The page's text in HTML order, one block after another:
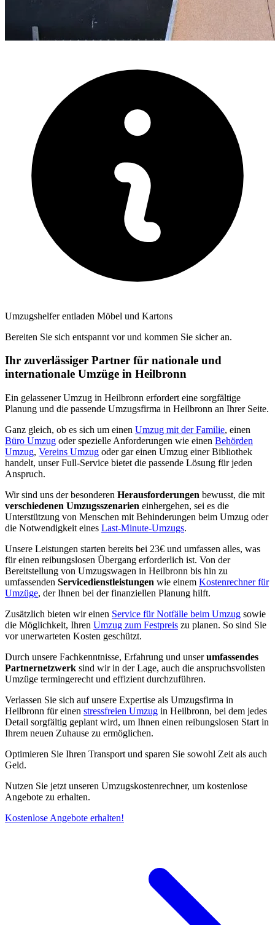
Umzugshelfer entladen Möbel und Kartons
Bereiten Sie sich entspannt vor und kommen Sie sicher an.
Ihr zuverlässiger Partner für nationale und
internationale Umzüge in Heilbronn
Ein gelassener Umzug in Heilbronn erfordert eine sorgfältige
Planung und die passende Umzugsfirma in Heilbronn an Ihrer Seite.
Ganz gleich, ob es sich um einen Umzug mit der Familie, einen
Büro Umzug oder spezielle Anforderungen wie einen Behörden
Umzug, Vereins Umzug oder gar einen Umzug einer Bibliothek
handelt, unser Full-Service bietet die passende Lösung für jeden
Anspruch.
Wir sind uns der besonderen Herausforderungen bewusst, die mit
verschiedenen Umzugsszenarien einhergehen, sei es die
Unterstützung von Menschen mit Behinderungen beim Umzug oder
die Notwendigkeit eines Last-Minute-Umzugs.
Unsere Leistungen starten bereits bei 23€ und umfassen alles, was
für einen reibungslosen Übergang erforderlich ist. Von der
Bereitstellung von Umzugswagen in Heilbronn bis hin zu
umfassenden Servicedienstleistungen wie einem Kostenrechner für
Umzüge, der Ihnen bei der finanziellen Planung hilft.
Zusätzlich bieten wir einen Service für Notfälle beim Umzug sowie
die Möglichkeit, Ihren Umzug zum Festpreis zu planen. So sind Sie
vor unerwarteten Kosten geschützt.
Durch unsere Fachkenntnisse, Erfahrung und unserumfassendes
Partnernetzwerk sind wir in der Lage, auch die anspruchsvollsten
Umzüge termingerecht und effizient durchzuführen.
Verlassen Sie sich auf unsere Expertise als Umzugsfirma in
Heilbronn für einen stressfreien Umzug in Heilbronn, bei dem jedes
Detail sorgfältig geplant wird, um Ihnen einen reibungslosen Start in
Ihrem neuen Zuhause zu ermöglichen.
Optimieren Sie Ihren Transport und sparen Sie sowohl Zeit als auch
Geld.
Nutzen Sie jetzt unseren Umzugskostenrechner, um kostenlose
Angebote zu erhalten.
Kostenlose Angebote erhalten!